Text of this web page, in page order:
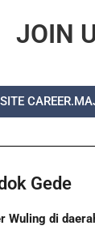
JOIN
Gede
Wuling di